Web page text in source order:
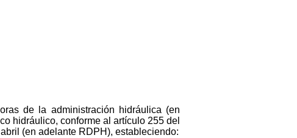
de la administración hidráulica (en
hidráulico, conforme al artículo 255 del
(en adelante RDPH), estableciendo: